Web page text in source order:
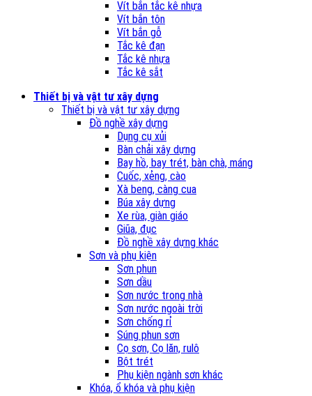
Vít bắn tắc kê nhựa
Vít bắn tôn
Vít bắn gỗ
Tắc kê đạn
Tắc kê nhựa
Tắc kê sắt
Thiết bị và vật tư xây dựng
Thiết bị và vật tư xây dựng
Đồ nghề xây dựng
Dụng cụ xủi
Bàn chải xây dựng
Bay hồ, bay trét, bàn chà, máng
Cuốc, xẻng, cào
Xà beng, càng cua
Búa xây dựng
Xe rùa, giàn giáo
Giũa, đục
Đồ nghề xây dựng khác
Sơn và phụ kiện
Sơn phun
Sơn dầu
Sơn nước trong nhà
Sơn nước ngoài trời
Sơn chống rỉ
Súng phun sơn
Cọ sơn, Cọ lăn, rulô
Bột trét
Phụ kiện ngành sơn khác
Khóa, ổ khóa và phụ kiện